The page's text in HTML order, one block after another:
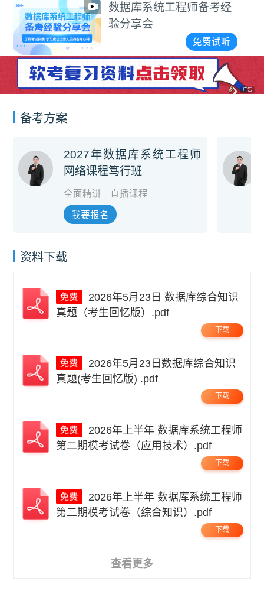
数据库系统工程师备考经
验分享会
免费试听
广告
备考方案
2027年数据库系统工程师
网络课程笃行班
全面精讲 直播课程
我要报名
资料下载
真题（考生回忆版）.pdf
下载
真题(考生回忆版) .pdf
下载
第二期模考试卷（应用技术）.pdf
下载
第二期模考试卷（综合知识）.pdf
下载
查看更多